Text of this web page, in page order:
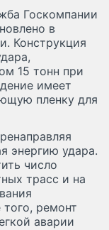
Госкомпании
в
Конструкция
15 тонн при
имеет
пленку для
энергию удара.
число
трасс и на
ремонт
аварии